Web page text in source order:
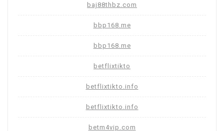
baj88thbz.com
bbp168.me
bbp168.me
betflixtikto
betflixtikto.info
betflixtikto.info
betm4vip.com